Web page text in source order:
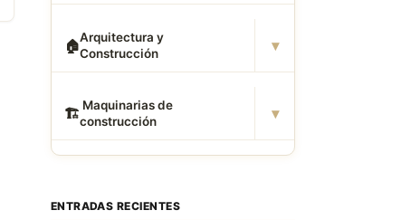
🏠Arquitectura y
Construcción
▾
🏗 ️ Maquinarias de
construcción
▾
ENTRADAS RECIENTES